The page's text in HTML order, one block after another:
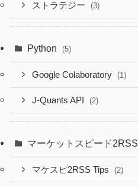
ストラテジー (3)
Python (5)
Google Colaboratory (1)
J-Quants API (2)
マーケットスピード2RSS
マケスピ2RSS Tips (2)